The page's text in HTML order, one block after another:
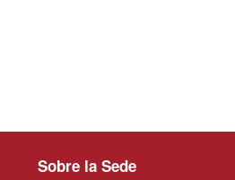
Sobre la Sede